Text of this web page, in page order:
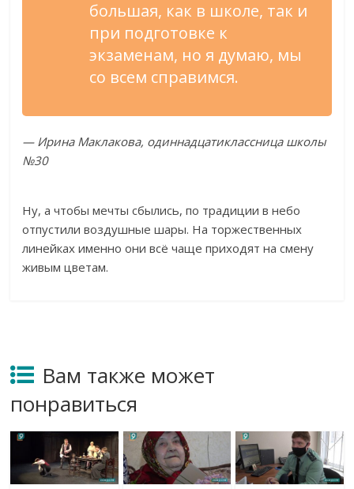
большая, как в школе, так и
при подготовке к
экзаменам, но я думаю, мы
со всем справимся.
— Ирина Маклакова, одиннадцатиклассница школы
№30
Ну, а чтобы мечты сбылись, по традиции в небо
отпустили воздушные шары. На торжественных
линейках именно они всё чаще приходят на смену
живым цветам.
Вам также может
понравиться